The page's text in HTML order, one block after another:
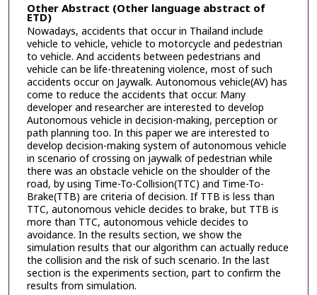
Other Abstract (Other language abstract of
ETD)
Nowadays, accidents that occur in Thailand include
vehicle to vehicle, vehicle to motorcycle and pedestrian
to vehicle. And accidents between pedestrians and
vehicle can be life-threatening violence, most of such
accidents occur on Jaywalk. Autonomous vehicle(AV) has
come to reduce the accidents that occur. Many
developer and researcher are interested to develop
Autonomous vehicle in decision-making, perception or
path planning too. In this paper we are interested to
develop decision-making system of autonomous vehicle
in scenario of crossing on jaywalk of pedestrian while
there was an obstacle vehicle on the shoulder of the
road, by using Time-To-Collision(TTC) and Time-To-
Brake(TTB) are criteria of decision. If TTB is less than
TTC, autonomous vehicle decides to brake, but TTB is
more than TTC, autonomous vehicle decides to
avoidance. In the results section, we show the
simulation results that our algorithm can actually reduce
the collision and the risk of such scenario. In the last
section is the experiments section, part to confirm the
results from simulation.